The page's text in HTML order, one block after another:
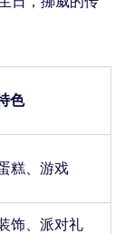
色
糕、游戏
饰、派对礼